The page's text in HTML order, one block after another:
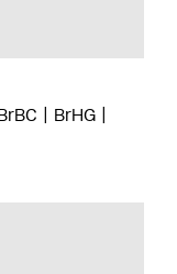
BrHG